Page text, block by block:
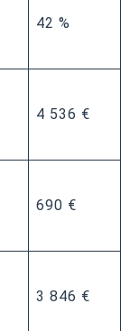
42 %
4 536 €
690 €
3 846 €